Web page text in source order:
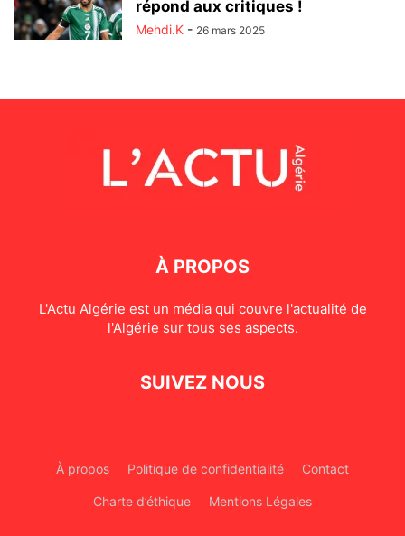
répond aux critiques !
Mehdi.K - 26 mars 2025
À PROPOS
L'Actu Algérie est un média qui couvre l'actualité de
l'Algérie sur tous ses aspects.
SUIVEZ NOUS
À propos Politique de confidentialité Contact
Charte d’éthique Mentions Légales